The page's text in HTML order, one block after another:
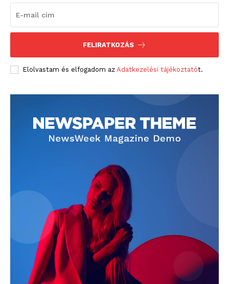
FELIRATKOZÁS
Elolvastam és elfogadom az Adatkezelési tájékoztatót.